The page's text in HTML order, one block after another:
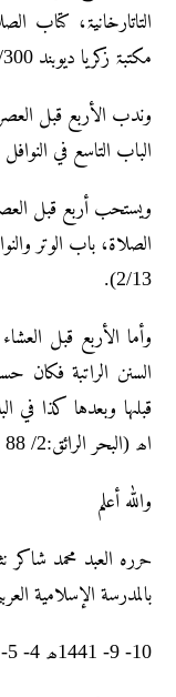
التاتارخانیۃ، کتاب
مکتبۃ زکریا دیوبند 2/300، رقم:2488)
وندب الأربع قبل
الباب التاسع في النوافل قدیم زکریا 1/
ویستحب أربع قبل
2/13).
وأما الأربع قبل
السنن الراتبة فکان
قبلہا وبعدہا کذا في
اھ (البحر الرائق:2/ 88 مطبوعہ مکتبہ زکریا دیوبند).
واللہ أعلم
حرره العبد محمد شاکر
بالمدرسة الإسلامية
10- 9- 1441ھ 4- 5- 2020م الاثنین.